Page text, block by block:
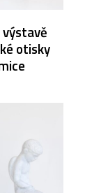
otisky